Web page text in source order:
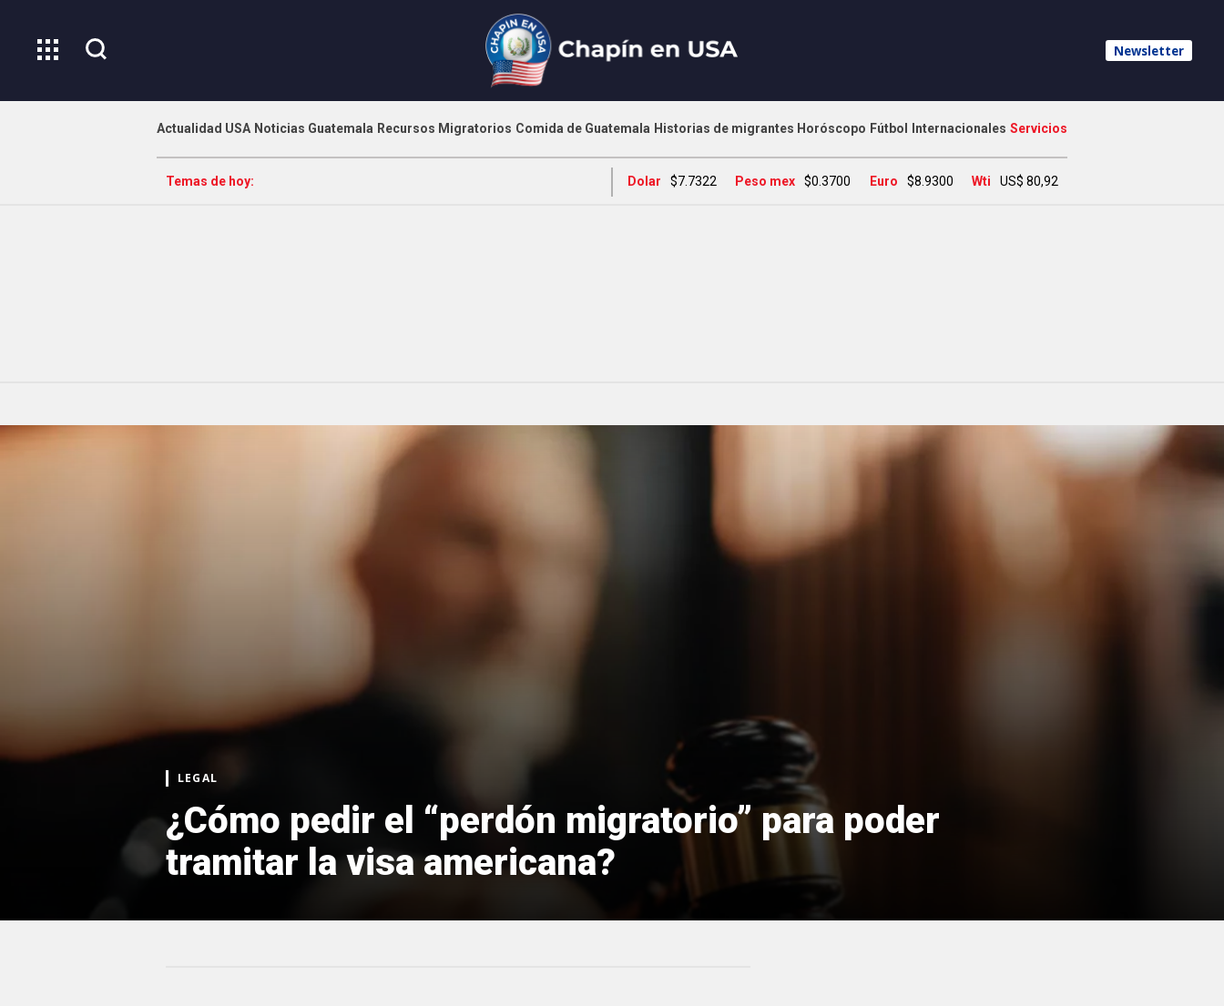
Newsletter
Actualidad USA Noticias Guatemala Recursos Migratorios Comida de Guatemala Historias de migrantes Horóscopo Fútbol Internacionales Servicios
Temas de hoy: Dolar $7.7322 Peso mex $0.3700 Euro $8.9300 Wti US$ 80,92
LEGAL
¿Cómo pedir el “perdón migratorio” para poder
tramitar la visa americana?